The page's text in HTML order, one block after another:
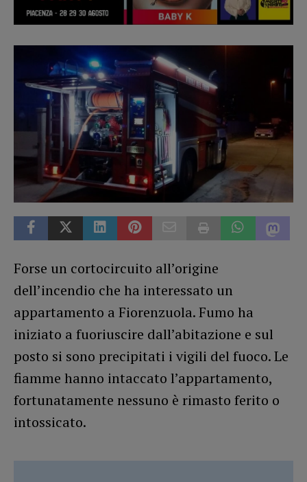
Forse un cortocircuito all’origine
dell’incendio che ha interessato un
appartamento a Fiorenzuola. Fumo ha
iniziato a fuoriuscire dall’abitazione e sul
posto si sono precipitati i vigili del fuoco. Le
fiamme hanno intaccato l’appartamento,
fortunatamente nessuno è rimasto ferito o
intossicato.